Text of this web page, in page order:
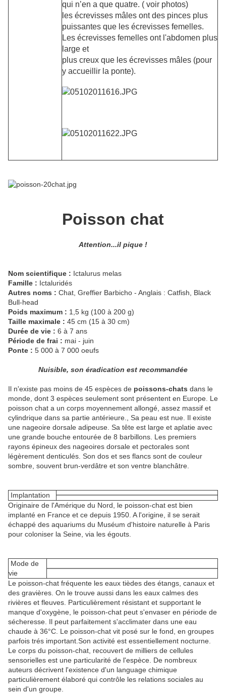
qui n’en a que quatre. ( voir photos)
les écrevisses mâles ont des pinces plus
puissantes que les écrevisses femelles.
Les écrevisses femelles ont l'abdomen plus
large et
plus creux que les écrevisses mâles (pour
y accueillir la ponte).
Poisson chat
Attention...il pique !
Nom scientifique : Ictalurus melas
Famille : Ictaluridés
Autres noms : Chat, Greffier Barbicho - Anglais : Catfish, Black
Bull-head
Poids maximum : 1,5 kg (100 à 200 g)
Taille maximale : 45 cm (15 à 30 cm)
Durée de vie : 6 à 7 ans
Période de frai : mai - juin
Ponte : 5 000 à 7 000 oeufs
Nuisible, son éradication est recommandée
Il n'existe pas moins de 45 espèces de poissons-chats dans le
monde, dont 3 espèces seulement sont présentent en Europe. Le
poisson chat a un corps moyennement allongé, assez massif et
cylindrique dans sa partie antérieure., Sa peau est nue. Il existe
une nageoire dorsale adipeuse. Sa tête est large et aplatie avec
une grande bouche entourée de 8 barbillons. Les premiers
rayons épineux des nageoires dorsale et pectorales sont
légèrement denticulés. Son dos et ses flancs sont de couleur
sombre, souvent brun-verdâtre et son ventre blanchâtre.
Implantation
Originaire de l'Amérique du Nord, le poisson-chat est bien
implanté en France et ce depuis 1950. A l'origine, il se serait
échappé des aquariums du Muséum d'histoire naturelle à Paris
pour coloniser la Seine, via les égouts.
Mode de
vie
Le poisson-chat fréquente les eaux tièdes des étangs, canaux et
des gravières. On le trouve aussi dans les eaux calmes des
rivières et fleuves. Particulièrement résistant et supportant le
manque d'oxygène, le poisson-chat peut s'envaser en période de
sécheresse. Il peut parfaitement s'acclimater dans une eau
chaude à 36°C. Le poisson-chat vit posé sur le fond, en groupes
parfois trés important.Son activité est essentiellement nocturne.
Le corps du poisson-chat, recouvert de milliers de cellules
sensorielles est une particularité de l'espèce. De nombreux
auteurs décrivent l'existence d'un language chimique
particulièrement élaboré qui contrôle les relations sociales au
sein d'un groupe.